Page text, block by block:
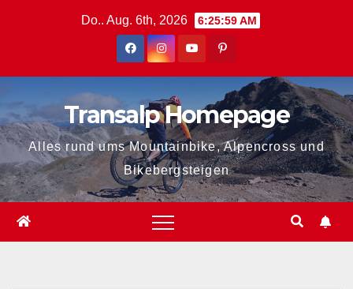
Do.. Aug. 6th, 2026 6:26:00 AM
Transalp Homepage
Alles rund ums Mountainbike, Alpencross und
Bikebergsteigen